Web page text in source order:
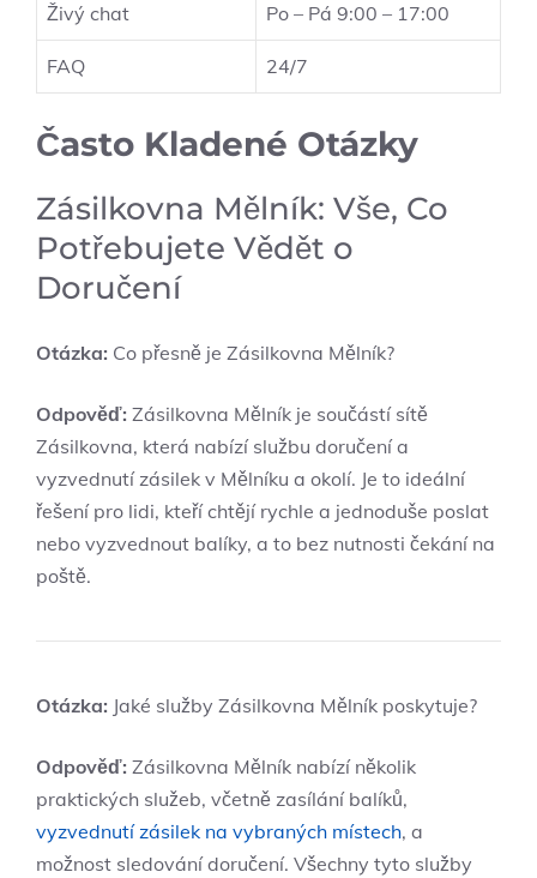
Živý chat Po – Pá 9:00 – 17:00
FAQ 24/7
Často Kladené Otázky
Zásilkovna Mělník: Vše, Co
Potřebujete Vědět o
Doručení
Otázka: Co přesně je Zásilkovna Mělník?
Odpověď: Zásilkovna Mělník je součástí sítě
Zásilkovna, která nabízí službu doručení a
vyzvednutí zásilek v Mělníku a okolí. Je to ideální
řešení pro lidi, kteří chtějí rychle a jednoduše poslat
nebo vyzvednout balíky, a to bez nutnosti čekání na
poště.
Otázka: Jaké služby Zásilkovna Mělník poskytuje?
Odpověď: Zásilkovna Mělník nabízí několik
praktických služeb, včetně zasílání balíků,
vyzvednutí zásilek na vybraných místech, a
možnost sledování doručení. Všechny tyto služby